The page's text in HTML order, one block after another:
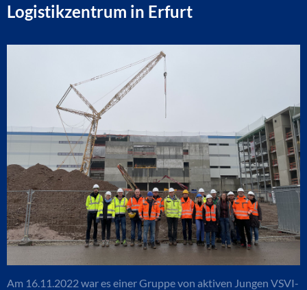
Logistikzentrum in Erfurt
Am 16.11.2022 war es einer Gruppe von aktiven Jungen VSVI-